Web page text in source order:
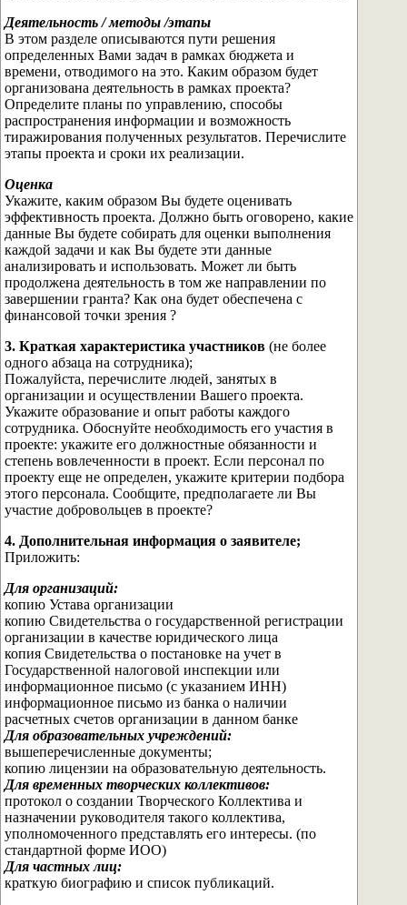
Деятельность / методы /этапы
В этом разделе описываются пути решения
определенных Вами задач в рамках бюджета и
времени, отводимого на это. Каким образом будет
организована деятельность в рамках проекта?
Определите планы по управлению, способы
распространения информации и возможность
тиражирования полученных результатов. Перечислите
этапы проекта и сроки их реализации.
Оценка
Укажите, каким образом Вы будете оценивать
эффективность проекта. Должно быть оговорено, какие
данные Вы будете собирать для оценки выполнения
каждой задачи и как Вы будете эти данные
анализировать и использовать. Может ли быть
продолжена деятельность в том же направлении по
завершении гранта? Как она будет обеспечена с
финансовой точки зрения ?
3. Краткая характеристика участников (не более
одного абзаца на сотрудника);
Пожалуйста, перечислите людей, занятых в
организации и осуществлении Вашего проекта.
Укажите образование и опыт работы каждого
сотрудника. Обоснуйте необходимость его участия в
проекте: укажите его должностные обязанности и
степень вовлеченности в проект. Если персонал по
проекту еще не определен, укажите критерии подбора
этого персонала. Сообщите, предполагаете ли Вы
участие добровольцев в проекте?
4. Дополнительная информация о заявителе;
Приложить:
Для организаций:
копию Устава организации
копию Свидетельства о государственной регистрации
организации в качестве юридического лица
копия Свидетельства о постановке на учет в
Государственной налоговой инспекции или
информационное письмо (с указанием ИНН)
информационное письмо из банка о наличии
расчетных счетов организации в данном банке
Для образовательных учреждений:
вышеперечисленные документы;
копию лицензии на образовательную деятельность.
Для временных творческих коллективов:
протокол о создании Творческого Коллектива и
назначении руководителя такого коллектива,
уполномоченного представлять его интересы. (по
стандартной форме ИОО)
Для частных лиц:
краткую биографию и список публикаций.